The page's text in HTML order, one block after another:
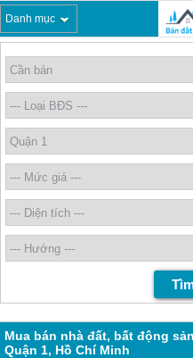
Danh mục
Mua bán nhà đất, bất động
Quận 1, Hồ Chí Minh